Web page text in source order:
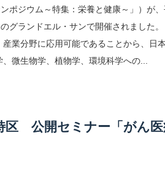
ンポジウム～特集：栄養と健康～」）
グランドエル・サンで開催されました
業分野に応用可能であることから、日
微生物学、植物学、環境科学への...
区 公開セミナー「がん